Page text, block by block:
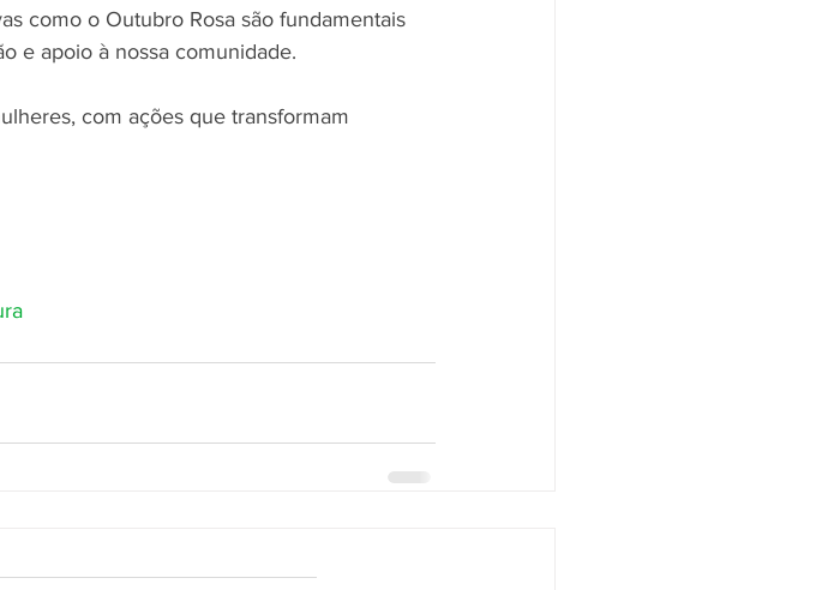
como o Outubro Rosa são fundamentais
e apoio à nossa comunidade.
com ações que transformam